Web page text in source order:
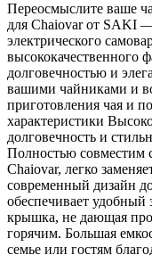
Переосмыслите ваше
для Chaiovar от SAKI
электрического
высококачественного
долговечностью и
вашими чайниками и
приготовления чая и
характеристики
долговечность и
Полностью совместим
Chaiovar, легко
современный дизайн
обеспечивает
крышка, не дающая
горячим. Большая
семье или гостям